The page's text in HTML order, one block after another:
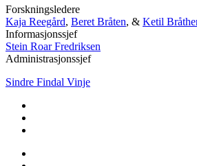
Forskningsledere
Kaja Reegård, Beret Bråten, & Ketil
Informasjonssjef
Stein Roar Fredriksen
Administrasjonssjef
Sindre Findal Vinje